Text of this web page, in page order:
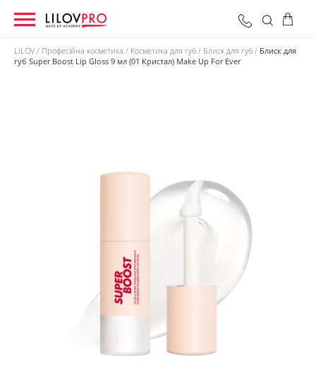
LILOV Професійна косметика Косметика для губ Блиск для губ
Блиск для
губ Super Boost Lip Gloss 9 мл (01 Кристал) Make Up For Ever